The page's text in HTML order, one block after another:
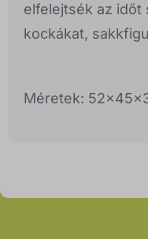
elfelejtsék az időt
kockákat,
Méretek: